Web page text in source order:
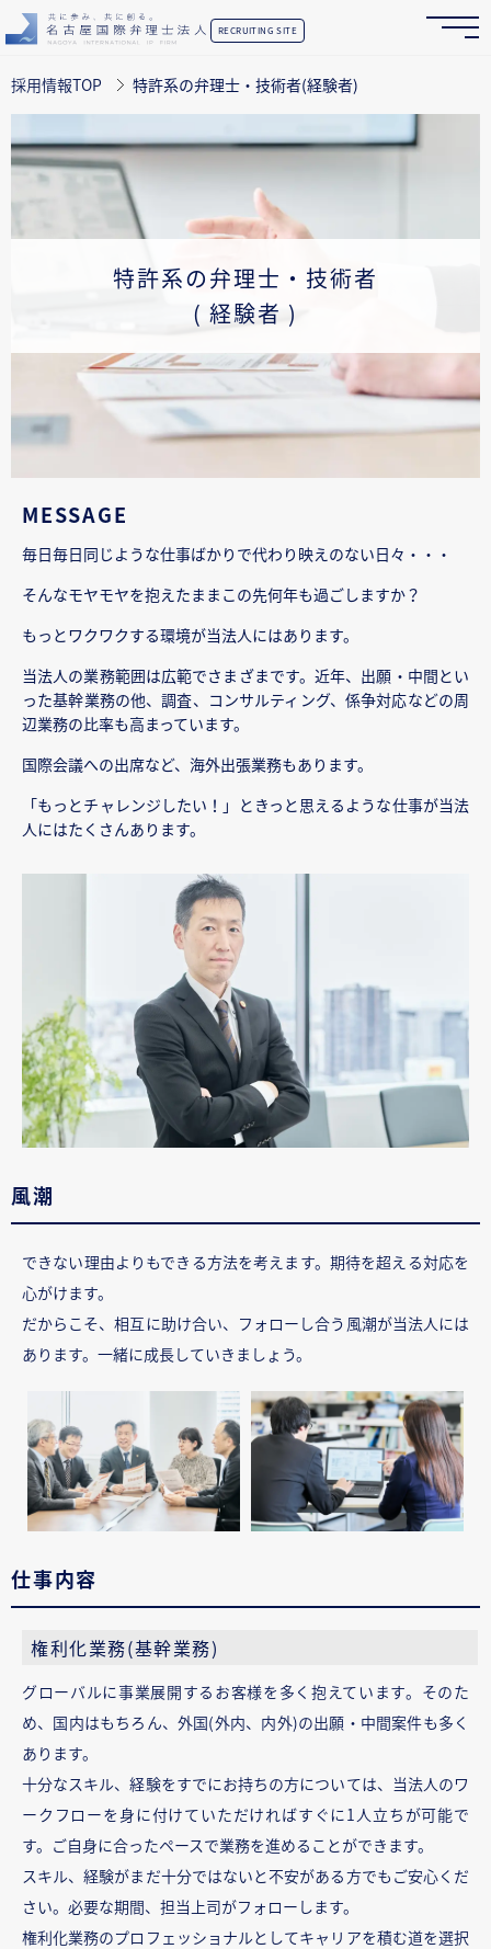
RECRUITING SITE
採用情報TOP 特許系の弁理士・技術者(経験者)
特許系の弁理士・技術者
( 経験者 )
MESSAGE
毎日毎日同じような仕事ばかりで代わり映えのない日々・・・
そんなモヤモヤを抱えたままこの先何年も過ごしますか？
もっとワクワクする環境が当法人にはあります。
当法人の業務範囲は広範でさまざまです。近年、出願・中間とい
った基幹業務の他、調査、コンサルティング、係争対応などの周
辺業務の比率も高まっています。
国際会議への出席など、海外出張業務もあります。
「もっとチャレンジしたい！」ときっと思えるような仕事が当法
人にはたくさんあります。
風潮
できない理由よりもできる方法を考えます。期待を超える対応を
心がけます。
だからこそ、相互に助け合い、フォローし合う風潮が当法人には
あります。一緒に成長していきましょう。
仕事内容
権利化業務(基幹業務)
グローバルに事業展開するお客様を多く抱えています。そのた
め、国内はもちろん、外国(外内、内外)の出願・中間案件も多く
あります。
十分なスキル、経験をすでにお持ちの方については、当法人のワ
ークフローを身に付けていただければすぐに1人立ちが可能で
す。ご自身に合ったペースで業務を進めることができます。
スキル、経験がまだ十分ではないと不安がある方でもご安心くだ
さい。必要な期間、担当上司がフォローします。
権利化業務のプロフェッショナルとしてキャリアを積む道を選択